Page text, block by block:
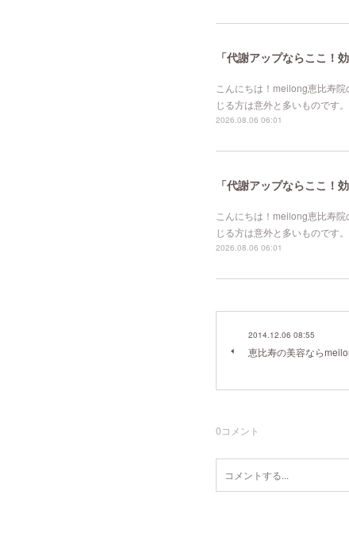
「代謝アップならここ
こんにちは！meilong恵比寿
じる方は意外と多いものです
2026.08.06 06:01
「代謝アップならここ
こんにちは！meilong恵比寿
じる方は意外と多いものです
2026.08.06 06:01
2014.12.06 08:55
恵比寿の美容なら
0コメント